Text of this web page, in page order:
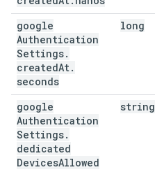
google
Authentication
Settings.
createdAt.
seconds
long
google
Authentication
Settings.
dedicated
DevicesAllowed
string